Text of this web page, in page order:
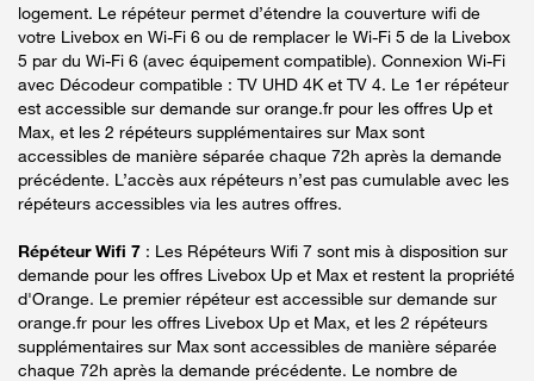
logement. Le répéteur permet d’étendre la couverture wifi de
votre Livebox en Wi-Fi 6 ou de remplacer le Wi-Fi 5 de la Livebox
5 par du Wi-Fi 6 (avec équipement compatible). Connexion Wi-Fi
avec Décodeur compatible : TV UHD 4K et TV 4. Le 1er répéteur
est accessible sur demande sur orange.fr pour les offres Up et
Max, et les 2 répéteurs supplémentaires sur Max sont
accessibles de manière séparée chaque 72h après la demande
précédente. L’accès aux répéteurs n’est pas cumulable avec les
répéteurs accessibles via les autres offres.
Répéteur Wifi 7 : Les Répéteurs Wifi 7 sont mis à disposition sur
demande pour les offres Livebox Up et Max et restent la propriété
d'Orange. Le premier répéteur est accessible sur demande sur
orange.fr pour les offres Livebox Up et Max, et les 2 répéteurs
supplémentaires sur Max sont accessibles de manière séparée
chaque 72h après la demande précédente. Le nombre de